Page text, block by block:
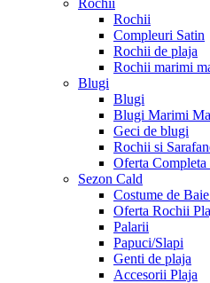
Rochii
Rochii
Compleuri Satin
Rochii de plaja
Rochii marimi
Blugi
Blugi
Blugi Marimi
Geci de blugi
Rochii si
Oferta Completa
Sezon Cald
Costume de
Oferta Rochii
Palarii
Papuci/Slapi
Genti de plaja
Accesorii Plaja